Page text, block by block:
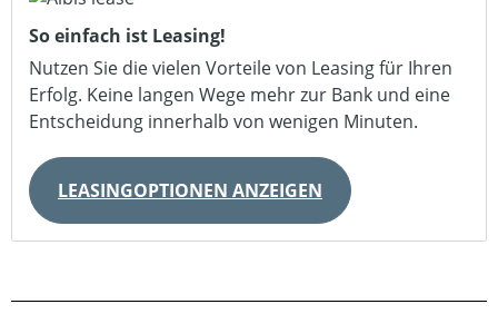
So einfach ist Leasing!
Nutzen Sie die vielen Vorteile von Leasing für Ihren
Erfolg. Keine langen Wege mehr zur Bank und eine
Entscheidung innerhalb von wenigen Minuten.
LEASINGOPTIONEN ANZEIGEN